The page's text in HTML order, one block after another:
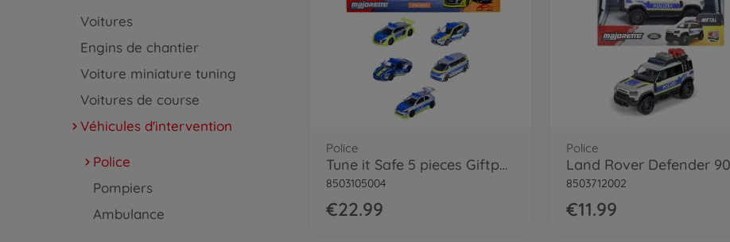
Voitures
Engins de chantier
Voiture miniature tuning
Voitures de course
Véhicules d'intervention
Police
Pompiers
Ambulance
Police
Tune it Safe 5 pieces Giftpack
8503105004
€22.99
Police
8503712002
€11.99